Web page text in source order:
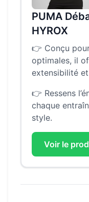
PUMA
HYROX
👉 Conçu
optimales, il
extensibilité
👉 Ressens
chaque
style.
Voir le